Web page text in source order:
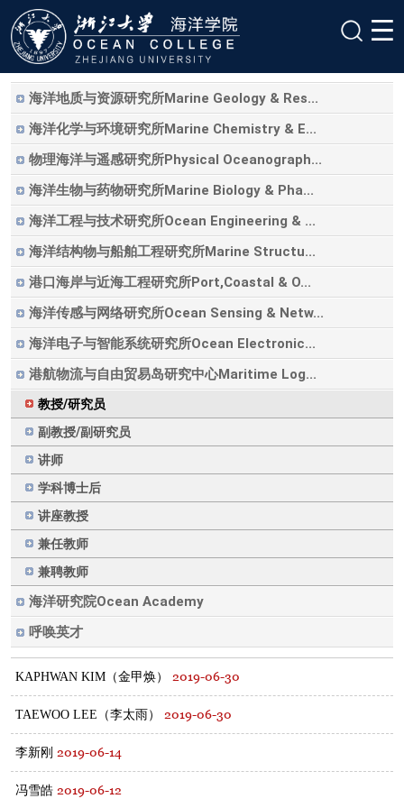
海洋地质与资源研究所Marine Geology & Res...
海洋化学与环境研究所Marine Chemistry & E...
物理海洋与遥感研究所Physical Oceanograph...
海洋生物与药物研究所Marine Biology & Pha...
海洋工程与技术研究所Ocean Engineering & ...
海洋结构物与船舶工程研究所Marine Structu...
港口海岸与近海工程研究所Port,Coastal & O...
海洋传感与网络研究所Ocean Sensing & Netw...
海洋电子与智能系统研究所Ocean Electronic...
港航物流与自由贸易岛研究中心Maritime Log...
教授/研究员
副教授/副研究员
讲师
学科博士后
讲座教授
兼任教师
兼聘教师
海洋研究院Ocean Academy
呼唤英才
KAPHWAN KIM（金甲焕） 2019-06-30
TAEWOO LEE（李太雨） 2019-06-30
李新刚 2019-06-14
冯雪皓 2019-06-12